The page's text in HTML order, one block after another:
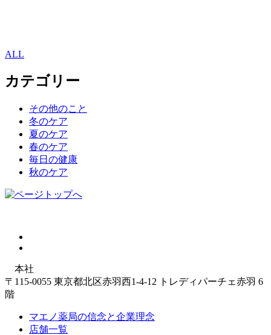
ALL
カテゴリー
その他のこと
冬のケア
夏のケア
春のケア
毎日の健康
秋のケア
本社
〒115-0055 東京都北区赤羽西1-4-12 トレディパーチェ赤羽 6
階
マエノ薬局の信念と企業理念
店舗一覧